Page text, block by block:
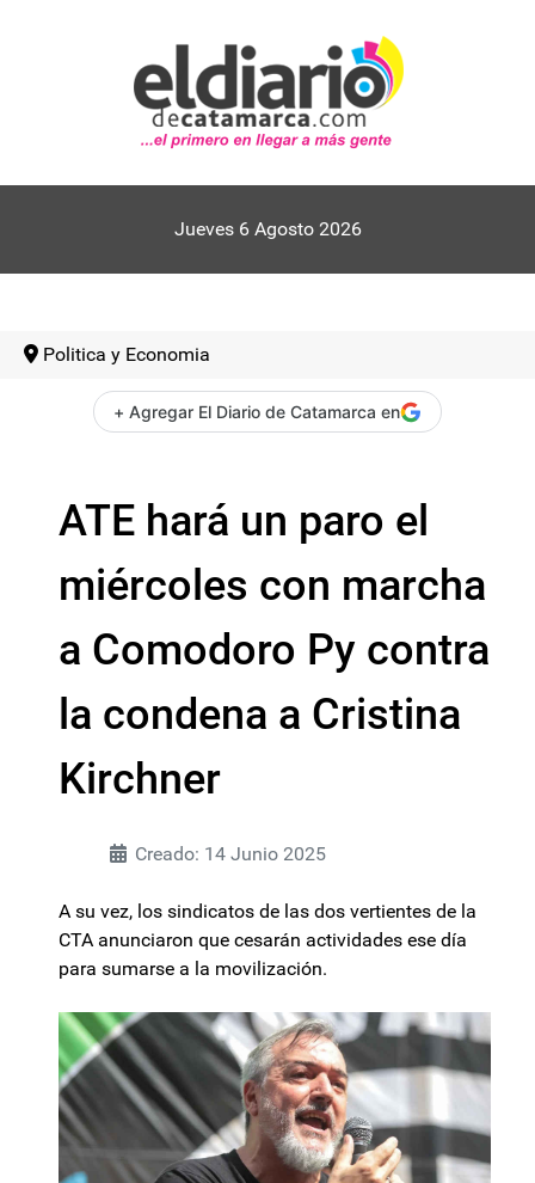
Jueves 6 Agosto 2026
Politica y Economia
+ Agregar El Diario de Catamarca en
ATE hará un paro el
miércoles con marcha
a Comodoro Py contra
la condena a Cristina
Kirchner
Creado: 14 Junio 2025
A su vez, los sindicatos de las dos vertientes de la
CTA anunciaron que cesarán actividades ese día
para sumarse a la movilización.